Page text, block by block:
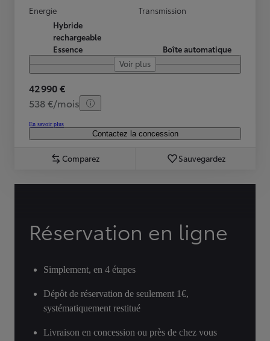
Energie
Hybride
rechargeable
Essence
Transmission
Boîte automatique
Voir plus
42 990 €
538 €/mois
En savoir plus
Contactez la concession
Comparez Sauvegardez
Réservation en ligne
Simplement, en 4 étapes
Dépôt de réservation de seulement 1€,
systématiquement restitué
Livraison en concession ou près de chez vous